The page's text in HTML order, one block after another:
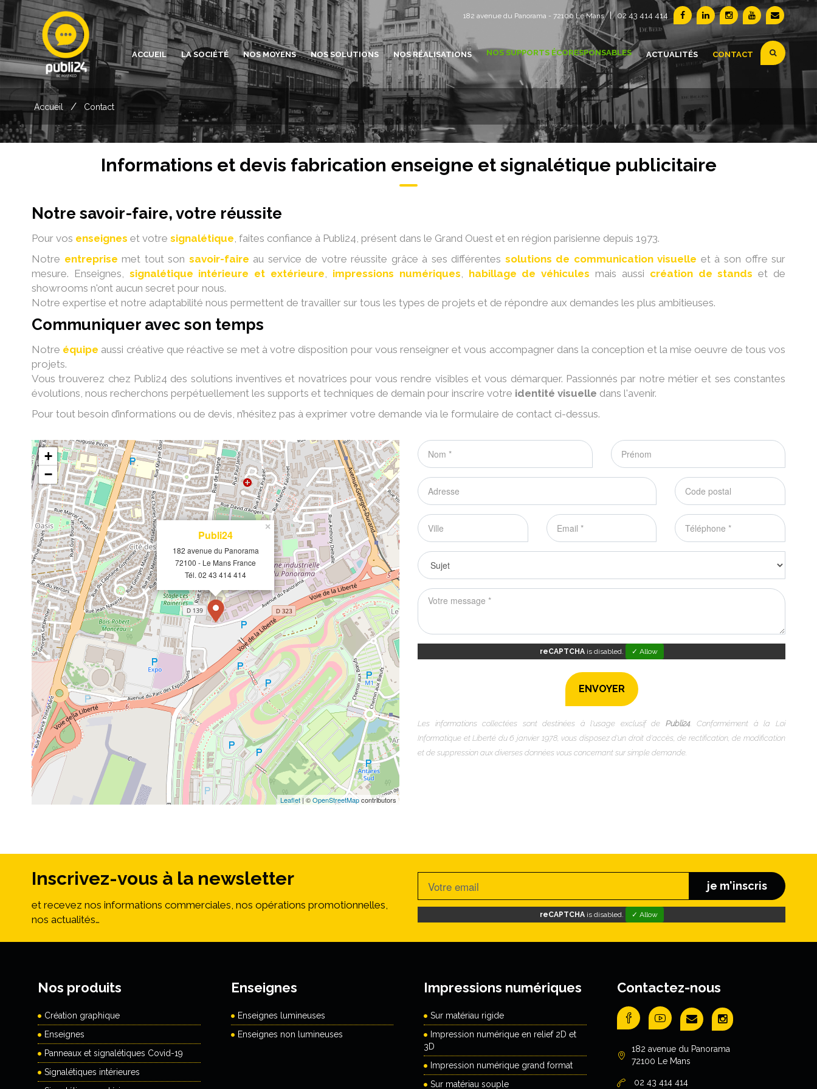
182 avenue du Panorama - 72100 Le Mans | 02 43 414 414
ACCUEIL LA SOCIÉTÉ NOS MOYENS NOS SOLUTIONS NOS RÉALISATIONS NOS SUPPORTS ÉCORESPONSABLES ACTUALITÉS CONTACT
Accueil / Contact
Informations et devis fabrication enseigne et signalétique publicitaire
Notre savoir-faire, votre réussite
Pour vos enseignes et votre signalétique, faites confiance à Publi24, présent dans le Grand Ouest et en région parisienne depuis 1973.
Notre entreprise met tout son savoir-faire au service de votre réussite grâce à ses différentes solutions de communication visuelle et à son offre sur
mesure. Enseignes, signalétique intérieure et extérieure, impressions numériques, habillage de véhicules mais aussi création de stands et de
showrooms n'ont aucun secret pour nous.
Notre expertise et notre adaptabilité nous permettent de travailler sur tous les types de projets et de répondre aux demandes les plus ambitieuses.
Communiquer avec son temps
Notre équipe aussi créative que réactive se met à votre disposition pour vous renseigner et vous accompagner dans la conception et la mise oeuvre de tous vos
projets.
Vous trouverez chez Publi24 des solutions inventives et novatrices pour vous rendre visibles et vous démarquer. Passionnés par notre métier et ses constantes
évolutions, nous recherchons perpétuellement les supports et techniques de demain pour inscrire votre identité visuelle dans l'avenir.
Pour tout besoin d’informations ou de devis, n’hésitez pas à exprimer votre demande via le formulaire de contact ci-dessus.
Publi24
182 avenue du Panorama
72100 - Le Mans France
Tél. 02 43 414 414
×
+
−
Leaflet| ©OpenStreetMapcontributors
reCAPTCHAis disabled. ✓ Allow
Les informations collectées sont destinées à l'usage exclusif de Publi24. Conformément à la Loi
Informatique et Liberté du 6 janvier 1978, vous disposez d'un droit d'accès, de rectification, de modification
et de suppression aux diverses données vous concernant sur simple demande.
Inscrivez-vous à la newsletter
et recevez nos informations commerciales, nos opérations promotionnelles,
nos actualités…
je m'inscris
reCAPTCHAis disabled. ✓ Allow
Nos produits
Création graphique
Enseignes
Panneaux et signalétiques Covid-19
Signalétiques intérieures
Enseignes
Enseignes lumineuses
Enseignes non lumineuses
Impressions numériques
Sur matériau rigide
Impression numérique en relief 2D et
3D
Impression numérique grand format
Sur matériau souple
Contactez-nous
182 avenue du Panorama
72100 Le Mans
02 43 414 414